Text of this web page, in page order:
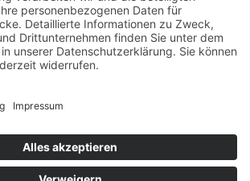
(m/w/d) für die Sport-KiTa
gesucht!
© 2019 | TSG WEINHEIM